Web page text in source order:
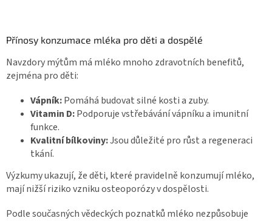
Přínosy konzumace mléka pro děti a dospělé
Navzdory mýtům má mléko mnoho zdravotních benefitů,
zejména pro děti:
Vápník:Pomáhá budovat silné kosti a zuby.
Vitamin D:Podporuje vstřebávání vápníku a imunitní
funkce.
Kvalitní bílkoviny:Jsou důležité pro růst a regeneraci
tkání.
Výzkumy ukazují, že děti, které pravidelně konzumují mléko,
mají nižší riziko vzniku osteoporózy v dospělosti.
Podle současných vědeckých poznatků mléko nezpůsobuje